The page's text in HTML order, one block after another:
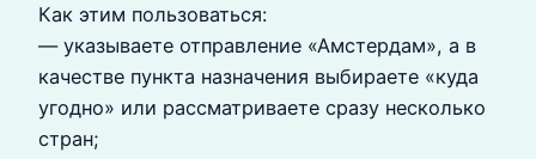
Как этим пользоваться:
— указываете отправление «Амстердам», а в
качестве пункта назначения выбираете «куда
угодно» или рассматриваете сразу несколько
стран;